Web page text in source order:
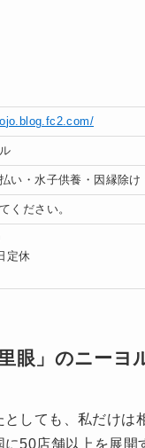
jo.blog.fc2.com/
い・水子供養・因縁除け
ください。
定休
眼」のニーヨ
としても、私だけ
50店舗以上を展開